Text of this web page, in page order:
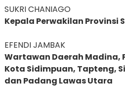
SUKRI CHANIAGO
Kepala Perwakilan Provinsi
EFENDI JAMBAK
Wartawan Daerah Madina,
Kota Sidimpuan, Tapteng,
dan Padang Lawas Utara